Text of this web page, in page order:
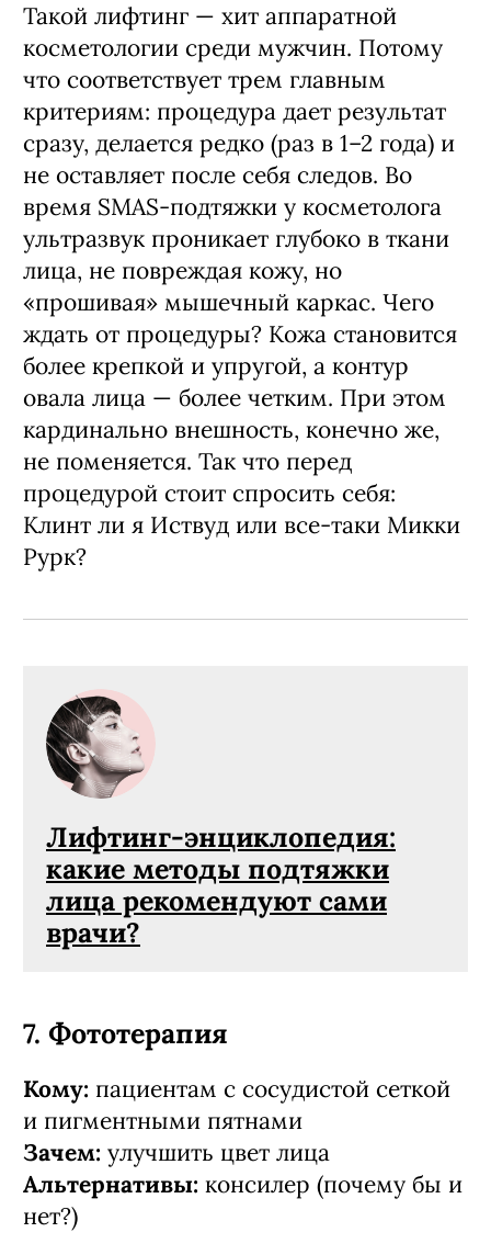
Такой лифтинг — хит аппаратной
косметологии среди мужчин. Потому
что соответствует трем главным
критериям: процедура дает результат
сразу, делается редко (раз в 1–2 года) и
не оставляет после себя следов. Во
время SMAS-подтяжки у косметолога
ультразвук проникает глубоко в ткани
лица, не повреждая кожу, но
«прошивая» мышечный каркас. Чего
ждать от процедуры? Кожа становится
более крепкой и упругой, а контур
овала лица — более четким. При этом
кардинально внешность, конечно же,
не поменяется. Так что перед
процедурой стоит спросить себя:
Клинт ли я Иствуд или все-таки Микки
Рурк?
Лифтинг-энциклопедия:
какие методы подтяжки
лица рекомендуют сами
врачи?
7. Фототерапия
Кому: пациентам с сосудистой сеткой
и пигментными пятнами
Зачем: улучшить цвет лица
Альтернативы: консилер (почему бы и
нет?)